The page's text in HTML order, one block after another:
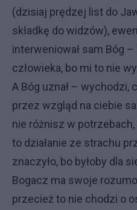
(dzisiaj prędzej list do
składkę do widzów),
interweniował sam Bóg
człowieka, bo mi to nie
A Bóg uznał – wychodzi,
przez wzgląd na ciebie
nie różnisz w
to działanie ze strachu
znaczyło, bo byłoby dla
Bogacz ma swoje
przecież to nie chodzi o